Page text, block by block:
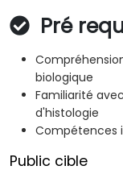
Pré
biologique
Familiarité
d'histologie
Compétences
Public cible